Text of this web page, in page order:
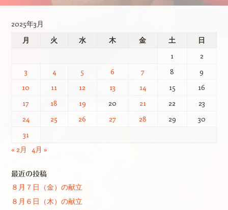
2025年3月
月
火 水 木 金 土
日
1
2
3
4 5 6 7 8
9
10
11 12 13 14 15
16
17
18 19 20 21 22
23
24
25 26 27 28 29
30
31
« 2月
4月 »
最近の投稿
８月７日（金）の献立
８月６日（木）の献立